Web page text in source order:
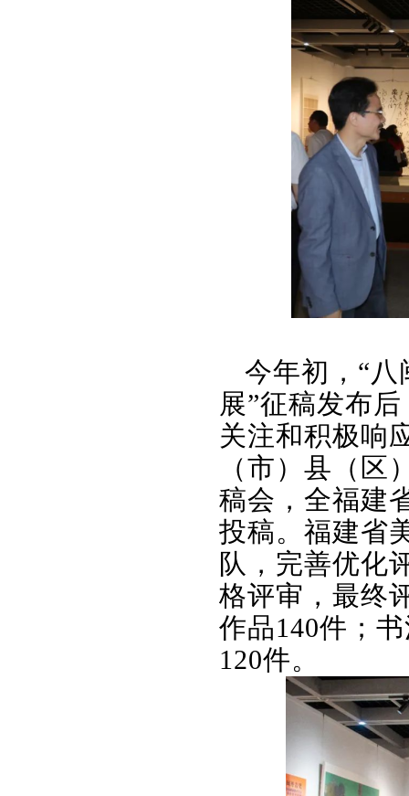
今年初，“
展”征稿发布
关注和积极响
（市）县（
稿会，全福建
投稿。福建省
队，完善优化
格评审，最终
作品140件；
120件。